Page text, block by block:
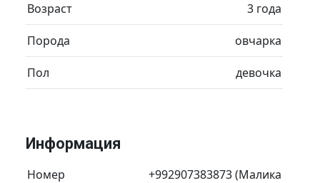
Возраст 3 года
Порода овчарка
Пол девочка
Информация
Номер
+992907383873 (Малика